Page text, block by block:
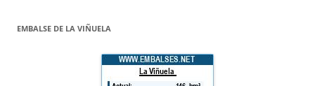
EMBALSE DE LA VIÑUELA